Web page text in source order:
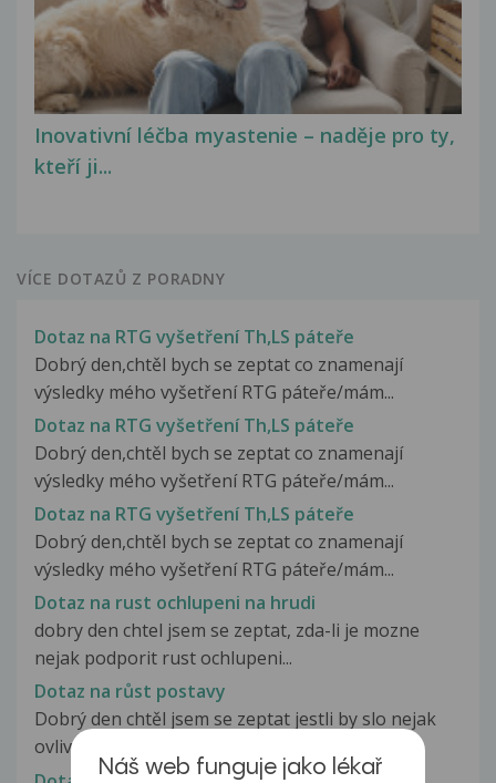
Inovativní léčba myastenie – naděje pro ty,
kteří ji...
VÍCE DOTAZŮ Z PORADNY
Dotaz na RTG vyšetření Th,LS páteře
Dobrý den,chtěl bych se zeptat co znamenají
výsledky mého vyšetření RTG páteře/mám...
Dotaz na RTG vyšetření Th,LS páteře
Dobrý den,chtěl bych se zeptat co znamenají
výsledky mého vyšetření RTG páteře/mám...
Dotaz na RTG vyšetření Th,LS páteře
Dobrý den,chtěl bych se zeptat co znamenají
výsledky mého vyšetření RTG páteře/mám...
Dotaz na rust ochlupeni na hrudi
dobry den chtel jsem se zeptat, zda-li je mozne
nejak podporit rust ochlupeni...
Dotaz na růst postavy
Dobrý den chtěl jsem se zeptat jestli by slo nejak
ovlivnit výšku postavy chtěl...
Náš web funguje jako lékař